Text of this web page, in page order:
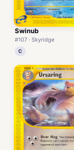
Swinub
#107 · Skyridge
C